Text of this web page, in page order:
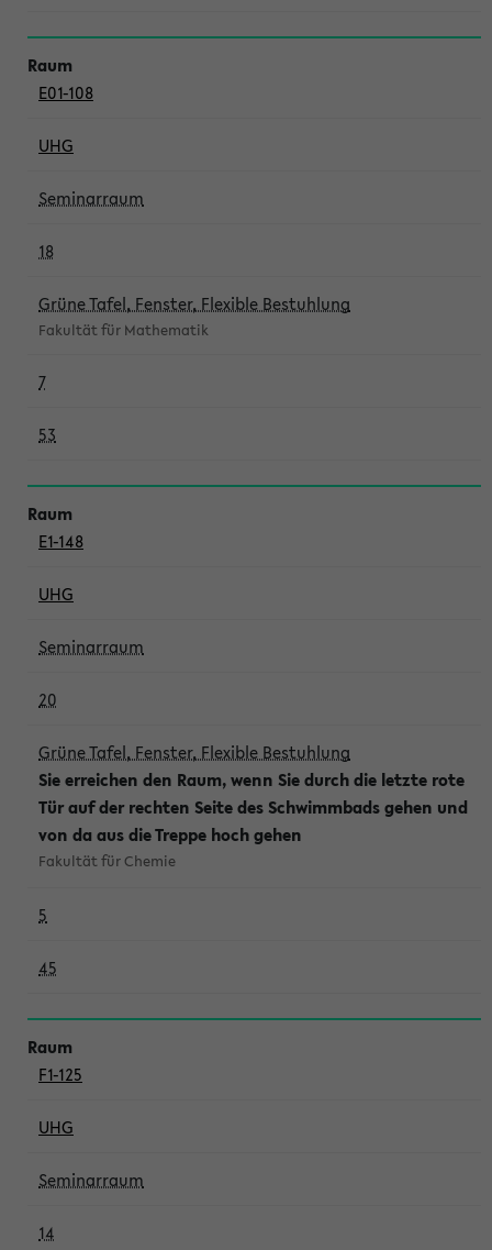
E01-108
UHG
Seminarraum
18
Grüne Tafel, Fenster, Flexible Bestuhlung
Fakultät für Mathematik
7
53
E1-148
UHG
Seminarraum
20
Grüne Tafel, Fenster, Flexible Bestuhlung
Sie erreichen den Raum, wenn Sie durch die letzte rote
Tür auf der rechten Seite des Schwimmbads gehen und
von da aus die Treppe hoch gehen
Fakultät für Chemie
5
45
F1-125
UHG
Seminarraum
14